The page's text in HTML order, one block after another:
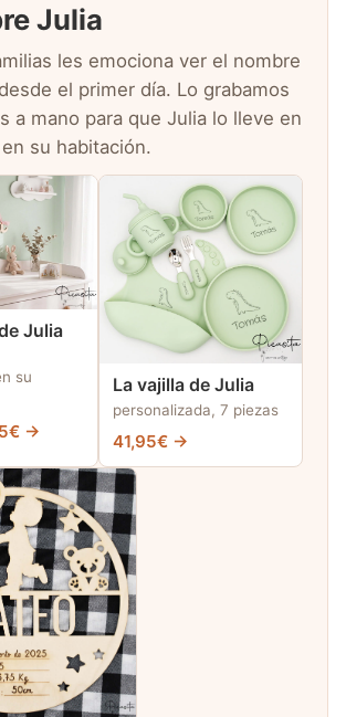
Julia
les emociona ver el nombre
el primer día. Lo grabamos
a mano para que Julia lo lleve en
su habitación.
Julia
su
→
La vajilla de Julia
personalizada, 7 piezas
41,95€ →